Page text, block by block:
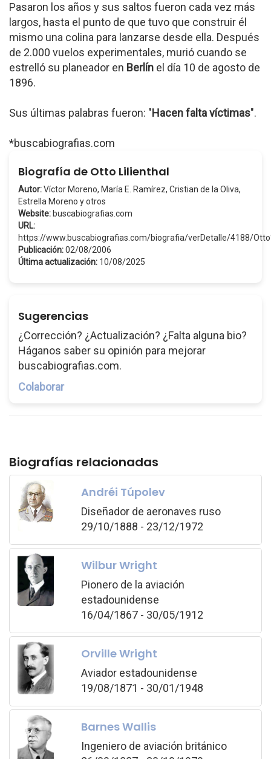
Pasaron los años y sus saltos fueron cada vez más
largos, hasta el punto de que tuvo que construir él
mismo una colina para lanzarse desde ella. Después
de 2.000 vuelos experimentales, murió cuando se
estrelló su planeador en Berlín el día 10 de agosto de
1896.
Sus últimas palabras fueron: "Hacen falta víctimas".
*buscabiografias.com
Biografía de Otto Lilienthal
Autor:Víctor Moreno, María E. Ramírez, Cristian de la Oliva,
Estrella Moreno y otros
Website: buscabiografias.com
URL:
https://www.buscabiografias.com/biografia/verDetalle/4188/
Publicación:02/08/2006
Última actualización: 10/08/2025
Sugerencias
¿Corrección? ¿Actualización? ¿Falta alguna bio?
Háganos saber su opinión para mejorar
buscabiografias.com.
Colaborar
Biografías relacionadas
Andréi Túpolev
Diseñador de aeronaves ruso
29/10/1888 - 23/12/1972
Wilbur Wright
Pionero de la aviación
estadounidense
16/04/1867 - 30/05/1912
Orville Wright
Aviador estadounidense
19/08/1871 - 30/01/1948
Barnes Wallis
Ingeniero de aviación británico